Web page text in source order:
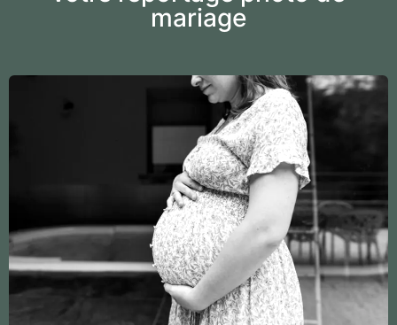
mariage